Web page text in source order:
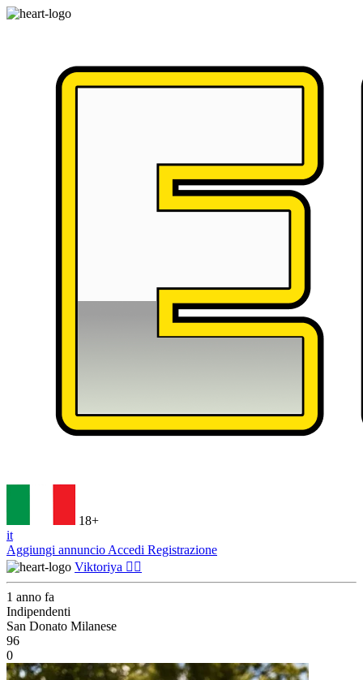
18+
it
Aggiungi annuncio Accedi Registrazione
Viktoriya ❤️‍🔥
1 anno fa
Indipendenti
San Donato Milanese
96
0